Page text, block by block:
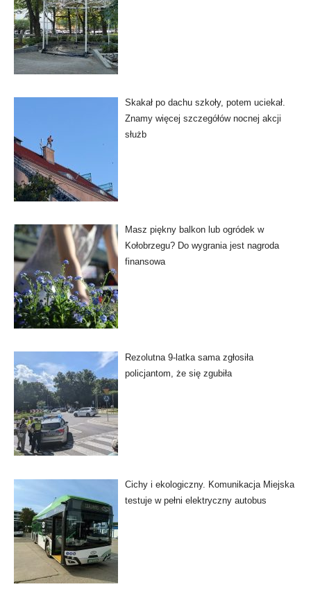
Skakał po dachu szkoły, potem uciekał.
Znamy więcej szczegółów nocnej akcji
służb
Masz piękny balkon lub ogródek w
Kołobrzegu? Do wygrania jest nagroda
finansowa
Rezolutna 9-latka sama zgłosiła
policjantom, że się zgubiła
Cichy i ekologiczny. Komunikacja Miejska
testuje w pełni elektryczny autobus